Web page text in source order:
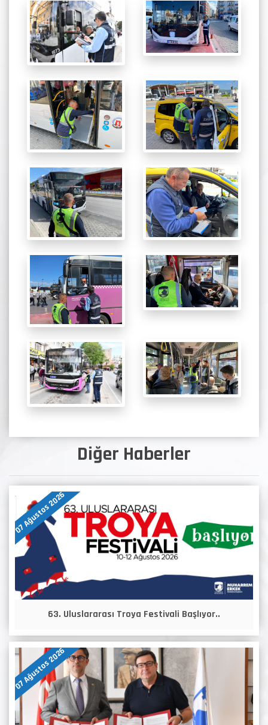
Diğer Haberler
07 Ağustos 2026
63. Uluslararası Troya Festivali Başlıyor..
07 Ağustos 2026